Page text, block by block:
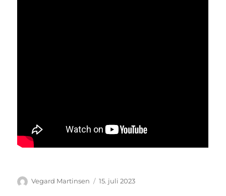
Forfatter
Vegard Martinsen Publisert
15. juli 2023